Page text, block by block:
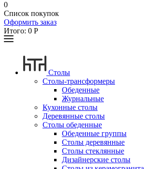
0
Список покупок
Оформить заказ
Итого: 0 Р
Столы
Столы-трансформеры
Обеденные
Журнальные
Кухонные столы
Деревянные столы
Столы обеденные
Обеденные группы
Столы деревянные
Столы стеклянные
Дизайнерские столы